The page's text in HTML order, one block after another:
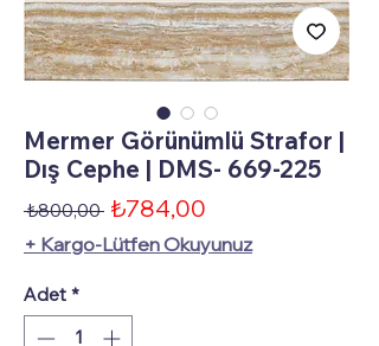
Mermer Görünümlü Strafor |
Dış Cephe | DMS- 669-225
₺800,00 Normal
Fiyat
₺784,00
+ Kargo-Lütfen Okuyunuz
Adet *